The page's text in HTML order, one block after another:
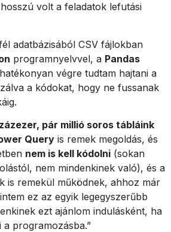
volt a feladatok lefutási
adatbázisából CSV fájlokban
programnyelvvel, a Pandas
végre tudtam hajtani a
a kódokat, hogy ne fussanak
pár millió soros tábláink
Query is remek megoldás, és
nem is kell kódolni (sokan
nem mindenkinek való), és a
is remekül működnek, ahhoz már
ez az egyik legegyszerűbb
ezt ajánlom indulásként, ha
programozásba.”